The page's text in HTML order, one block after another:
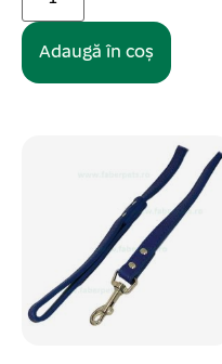
Adaugă în coș